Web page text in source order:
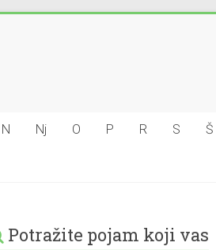
N Nj O P R S Š
Potražite pojam koji vas